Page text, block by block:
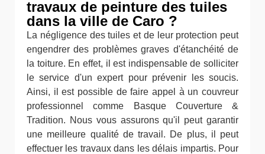
travaux de peinture des tuiles
dans la ville de Caro ?
La négligence des tuiles et de leur protection peut
engendrer des problèmes graves d'étanchéité de
la toiture. En effet, il est indispensable de solliciter
le service d'un expert pour prévenir les soucis.
Ainsi, il est possible de faire appel à un couvreur
professionnel comme Basque Couverture &
Tradition. Nous vous assurons qu'il peut garantir
une meilleure qualité de travail. De plus, il peut
effectuer les travaux dans les délais impartis. Pour